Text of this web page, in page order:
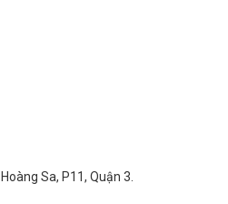
Sa, P11, Quận 3.